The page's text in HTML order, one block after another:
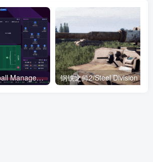
足球经理26/Football Manager 26 HYPERVISOR